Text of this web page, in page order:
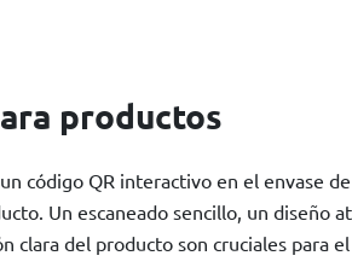
productos
código QR interactivo en el envase
Un escaneado sencillo, un diseño
clara del producto son cruciales para